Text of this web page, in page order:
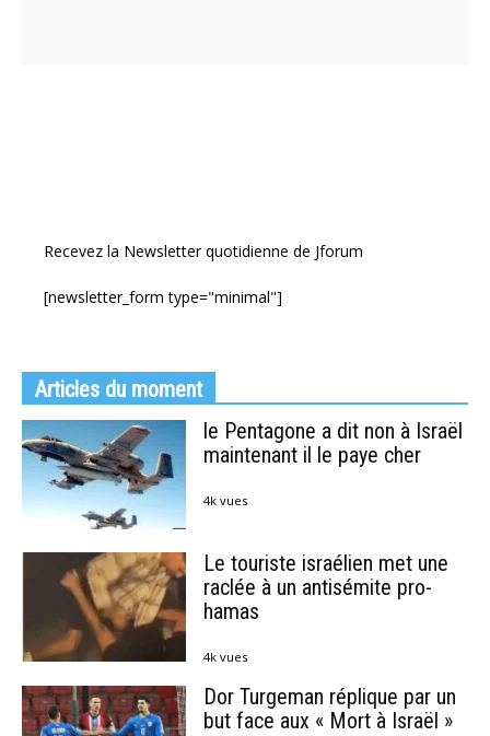
Recevez la Newsletter quotidienne de Jforum
[newsletter_form type="minimal"]
Articles du moment
le Pentagone a dit non à Israël
maintenant il le paye cher
4k vues
Le touriste israélien met une
raclée à un antisémite pro-
hamas
4k vues
Dor Turgeman réplique par un
but face aux « Mort à Israël »